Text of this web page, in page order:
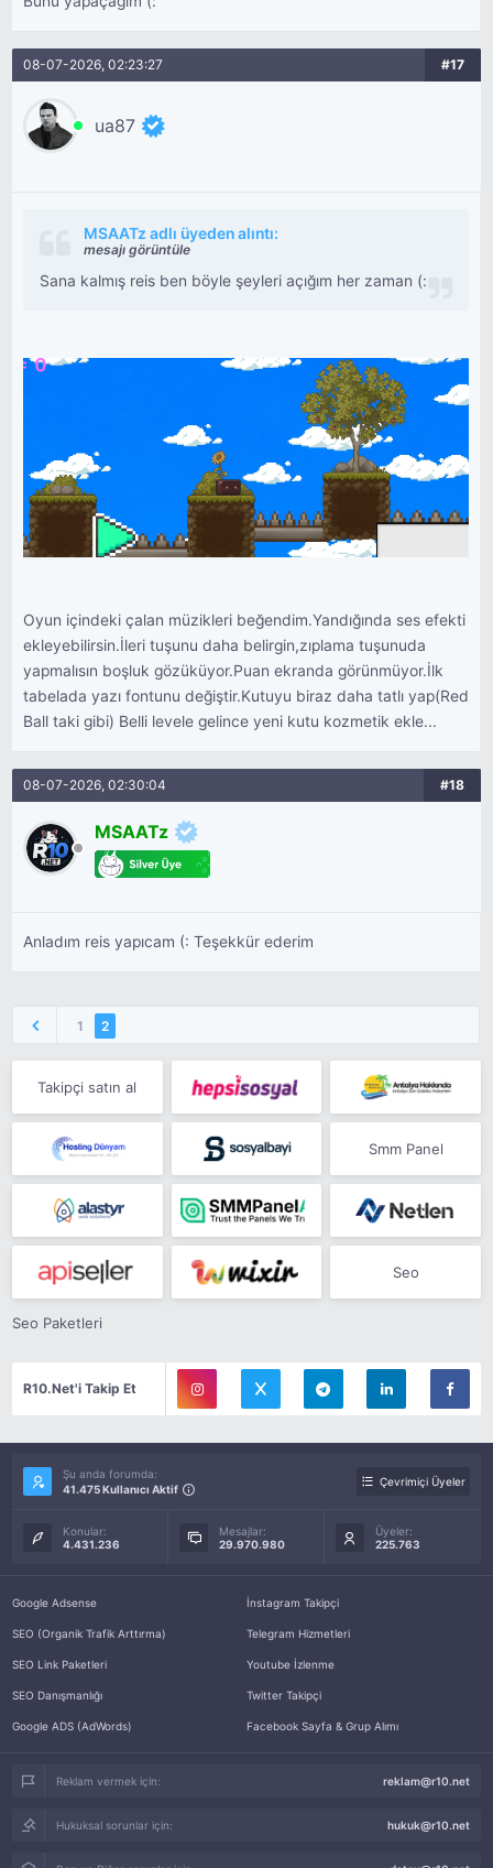
08-07-2026, 02:23:27 #17
ua87
MSAATz adlı üyeden alıntı:
mesajı görüntüle
Sana kalmış reis ben böyle şeyleri açığım her zaman (:
Oyun içindeki çalan müzikleri beğendim.Yandığında ses efekti
ekleyebilirsin.İleri tuşunu daha belirgin,zıplama tuşunuda
yapmalısın boşluk gözüküyor.Puan ekranda görünmüyor.İlk
tabelada yazı fontunu değiştir.Kutuyu biraz daha tatlı yap(Red
Ball taki gibi) Belli levele gelince yeni kutu kozmetik ekle...
08-07-2026, 02:30:04 #18
MSAATz
Anladım reis yapıcam (: Teşekkür ederim
1 2
Takipçi satın al
Smm Panel
Seo
Seo Paketleri
R10.Net'i Takip Et
Şu anda forumda:
41.475 Kullanıcı Aktif
Çevrimiçi Üyeler
Konular:
4.431.236
Mesajlar:
29.970.980
Üyeler:
225.763
Google Adsense
SEO (Organik Trafik Arttırma)
SEO Link Paketleri
SEO Danışmanlığı
Google ADS (AdWords)
İnstagram Takipçi
Telegram Hizmetleri
Youtube İzlenme
Twitter Takipçi
Facebook Sayfa & Grup Alımı
Reklam vermek için: reklam@r10.net
Hukuksal sorunlar için: hukuk@r10.net